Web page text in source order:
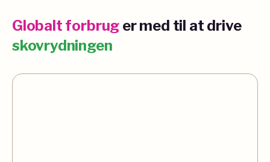
Globalt forbrug er med til at drive
skovrydningen